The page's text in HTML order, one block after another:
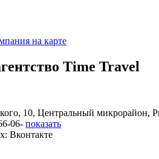
на карте
Time Travel
10, Центральный микрорайон,
06- показать
Вконтакте